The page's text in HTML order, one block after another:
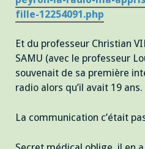
fille-12254091.php
Et du professeur Christian
SAMU (avec le professeur
souvenait de sa première
radio alors qu’il avait 19 ans.
La communication c’était